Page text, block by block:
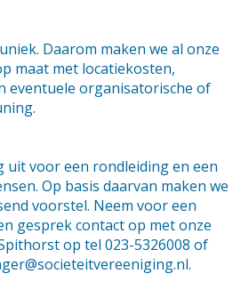
Daarom maken we al onze
maat met locatiekosten,
eventuele organisatorische of
uit voor een rondleiding en een
Op basis daarvan maken we
voorstel. Neem voor een
gesprek contact op met onze
op tel 023-5326008 of